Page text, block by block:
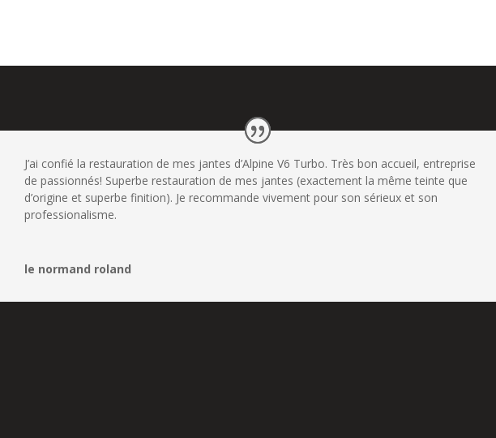
J’ai confié la restauration de mes jantes d’Alpine V6 Turbo. Très bon accueil, entreprise
de passionnés! Superbe restauration de mes jantes (exactement la même teinte que
d’origine et superbe finition). Je recommande vivement pour son sérieux et son
professionalisme.
le normand roland